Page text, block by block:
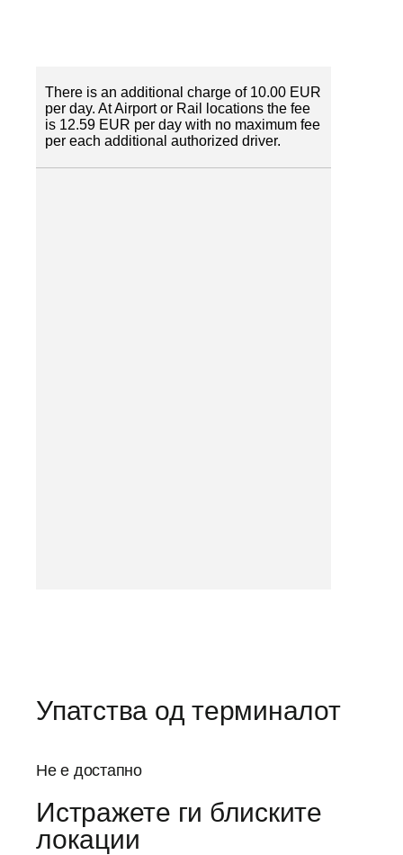
There is an additional charge of 10.00 EUR
per day. At Airport or Rail locations the fee
is 12.59 EUR per day with no maximum fee
per each additional authorized driver.
Упатства од терминалот
Не е достапно
Истражете ги блиските
локации